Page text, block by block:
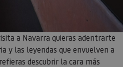
a Navarra quieras adentrarte
y las leyendas que envuelven a
descubrir la cara más